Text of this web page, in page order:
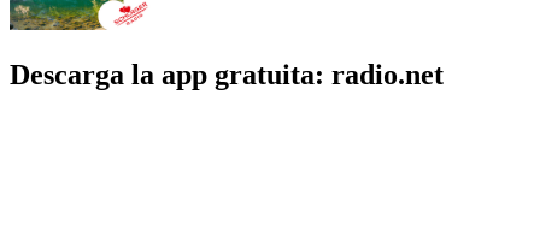
Descarga la app gratuita: radio.net